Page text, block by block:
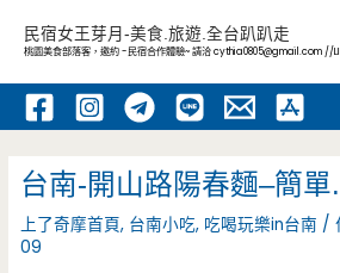
內
民宿女王芽月-美食.旅遊.全台趴趴走
桃園美食部落客，邀約 -民宿合作體驗~ 請洽cythia0805@gmail.com //
台南-開山路陽春麵–簡
上了奇摩首頁, 台南小吃, 吃喝玩樂in台南 /
09